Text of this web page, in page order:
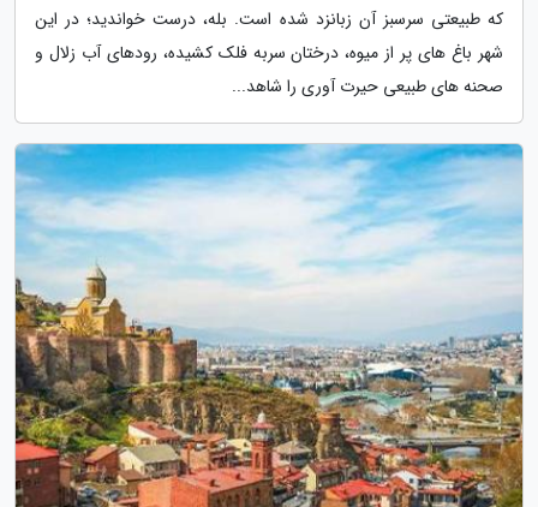
که طبیعتی سرسبز آن زبانزد شده است. بله، درست خواندید؛ در این
شهر باغ های پر از میوه، درختان سربه فلک کشیده، رودهای آب زلال و
صحنه های طبیعی حیرت آوری را شاهد...